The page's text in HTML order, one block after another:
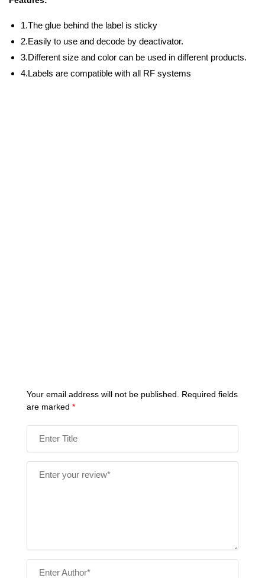
1.The glue behind the label is sticky
2.Easily to use and decode by deactivator.
3.Different size and color can be used in different products.
4.Labels are compatible with all RF systems
Your email address will not be published.
Required fields
are marked *